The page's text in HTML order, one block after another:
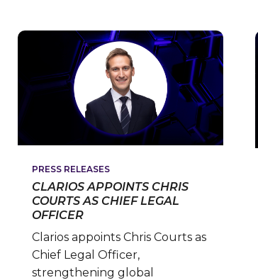
ENERGY
MANUFACTURING
STRATEGY
PRESS RELEASES
CLARIOS APPOINTS CHRIS
COURTS AS CHIEF LEGAL
OFFICER
Clarios appoints Chris Courts as
Chief Legal Officer,
strengthening global